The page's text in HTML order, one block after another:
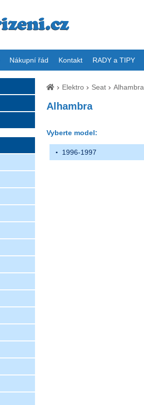
Nákupní řád Kontakt RADY a TIPY
Elektro Seat Alhambra
Alhambra
Vyberte model:
1996-1997